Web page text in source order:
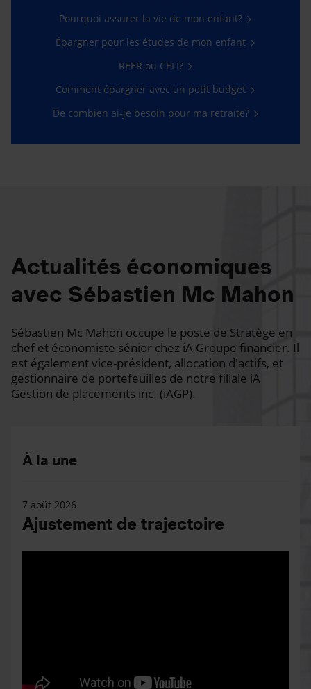
Pourquoi assurer la vie de mon enfant?
Épargner pour les études de mon enfant
REER ou CELI?
Comment épargner avec un petit budget
De combien ai-je besoin pour ma retraite?
Actualités économiques
avec Sébastien Mc Mahon
Sébastien Mc Mahon occupe le poste de Stratège en
chef et économiste sénior chez iA Groupe financier. Il
est également vice-président, allocation d'actifs, et
gestionnaire de portefeuilles de notre filiale iA
Gestion de placements inc. (iAGP).
À la une
7 août 2026
Ajustement de trajectoire